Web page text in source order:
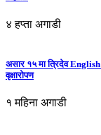
४ हप्ता अगाडी
असार १५ मा त्रिदेव
वृक्षारोपण
१ महिना अगाडी